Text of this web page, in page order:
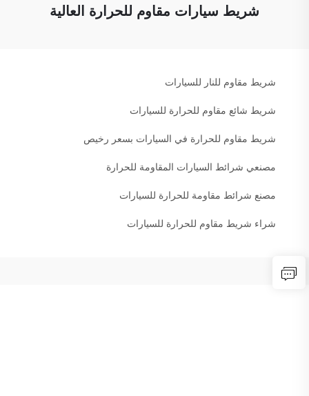
شريط سيارات مقاوم للحرارة العالية
شريط مقاوم للنار للسيارات
شريط شائع مقاوم للحرارة للسيارات
شريط مقاوم للحرارة في السيارات بسعر رخيص
مصنعي شرائط السيارات المقاومة للحرارة
مصنع شرائط مقاومة للحرارة للسيارات
شراء شريط مقاوم للحرارة للسيارات